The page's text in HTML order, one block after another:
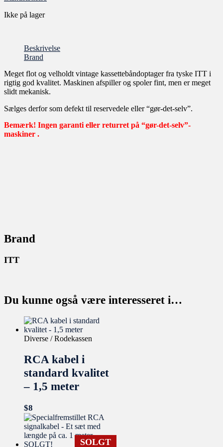
Ikke på lager
Beskrivelse
Brand
Meget flot og velholdt vintage kassettebåndoptager fra tyske ITT i
rigtig god kvalitet. Maskinen afspiller og spoler fint, men er meget
slidt mekanisk.
Sælges derfor som defekt til reservedele eller “gør-det-selv”.
Bemærk! Ingen garanti eller returret på “gør-det-selv”-
maskiner .
Brand
ITT
Du kunne også være interesseret i…
Diverse / Rodekassen
RCA kabel i
standard kvalitet
– 1,5 meter
$8
SOLGT